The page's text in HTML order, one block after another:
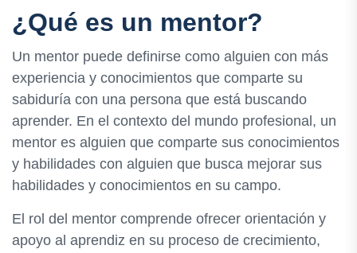
¿Qué es un mentor?
Un mentor puede definirse como alguien con más
experiencia y conocimientos que comparte su
sabiduría con una persona que está buscando
aprender. En el contexto del mundo profesional, un
mentor es alguien que comparte sus conocimientos
y habilidades con alguien que busca mejorar sus
habilidades y conocimientos en su campo.
El rol del mentor comprende ofrecer orientación y
apoyo al aprendiz en su proceso de crecimiento,